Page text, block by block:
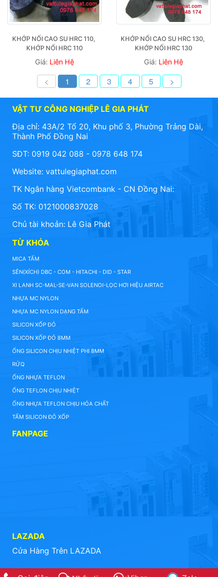
KHỚP NỐI CAO SU HRC 110,
KHỚP NỐI HRC 110
Giá: Liên Hệ
KHỚP NỐI CAO SU HRC 130,
KHỚP NỐI HRC 130
Giá: Liên Hệ
< 1 2 3 4 5 >
VẬT TƯ CÔNG NGHIỆP LÊ GIA PHÁT
Địa chỉ: 43A/2 Tổ 20, Khu phố 3, Phường Trảng Dài,
Thành Phố Đồng Nai
SĐT: 0919 042 088 - 0978 648 174
Website: vattulegiaphat.com
TK Ngân hàng Vietcombank - CN Đồng Nai:
Số TK: 0121000837028
Chủ tài khoản: Lê Gia Phát
TỪ KHÓA
MICA TẤM
SÊN(XÍCH) DBC - COM - HITACHI - DID - STAR
XI LANH SC-MAL-SE-VAN SOLENOI-LỌC HƠI HIỆU AIRTAC
NHỰA MC NYLON
NHỰA MC NYLON DẠNG TẤM
SILICON XỐP ĐỎ
SILICON XỐP ĐỎ 8MM
ỐNG SILICON CHỊU NHIỆT PHI 8MM
RỬQ
ỐNG NHỰA TEFLON
ỐNG TEFLON CHỊU NHIỆT
ỐNG NHỰA TEFLON CHỊU HÓA CHẤT
TẤM SILICON ĐỎ XỐP
FANPAGE
LAZADA
Cửa Hàng Trên LAZADA